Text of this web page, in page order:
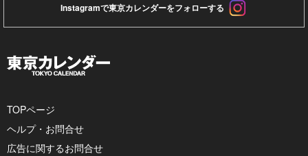
Instagramで東京カレンダーをフォローする
TOPページ
ヘルプ・お問合せ
広告に関するお問合せ